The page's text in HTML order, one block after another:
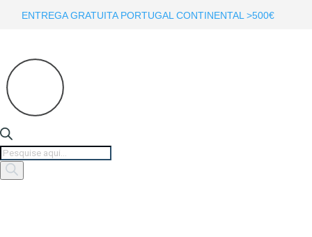
ENTREGA GRATUITA PORTUGAL CONTINENTAL >500€
Products
search